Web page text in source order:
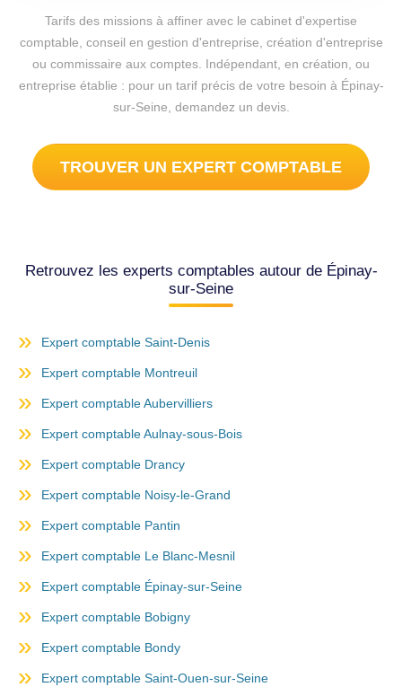
Tarifs des missions à affiner avec le cabinet d'expertise
comptable, conseil en gestion d'entreprise, création d'entreprise
ou commissaire aux comptes. Indépendant, en création, ou
entreprise établie : pour un tarif précis de votre besoin à Épinay-
sur-Seine, demandez un devis.
TROUVER UN EXPERT COMPTABLE
Retrouvez les experts comptables autour de Épinay-
sur-Seine
Expert comptable Saint-Denis
Expert comptable Montreuil
Expert comptable Aubervilliers
Expert comptable Aulnay-sous-Bois
Expert comptable Drancy
Expert comptable Noisy-le-Grand
Expert comptable Pantin
Expert comptable Le Blanc-Mesnil
Expert comptable Épinay-sur-Seine
Expert comptable Bobigny
Expert comptable Bondy
Expert comptable Saint-Ouen-sur-Seine